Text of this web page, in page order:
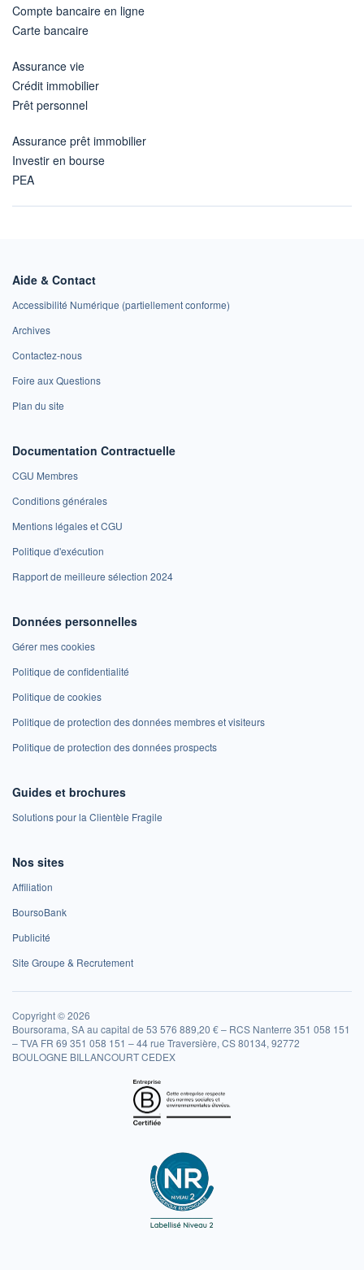
Compte bancaire en ligne
Carte bancaire
Assurance vie
Crédit immobilier
Prêt personnel
Assurance prêt immobilier
Investir en bourse
PEA
Aide & Contact
Accessibilité Numérique (partiellement conforme)
Archives
Contactez-nous
Foire aux Questions
Plan du site
Documentation Contractuelle
CGU Membres
Conditions générales
Mentions légales et CGU
Politique d'exécution
Rapport de meilleure sélection 2024
Données personnelles
Gérer mes cookies
Politique de confidentialité
Politique de cookies
Politique de protection des données membres et visiteurs
Politique de protection des données prospects
Guides et brochures
Solutions pour la Clientèle Fragile
Nos sites
Affiliation
BoursoBank
Publicité
Site Groupe & Recrutement
Copyright © 2026
Boursorama, SA au capital de 53 576 889,20 € – RCS Nanterre 351 058 151
– TVA FR 69 351 058 151 – 44 rue Traversière, CS 80134, 92772
BOULOGNE BILLANCOURT CEDEX